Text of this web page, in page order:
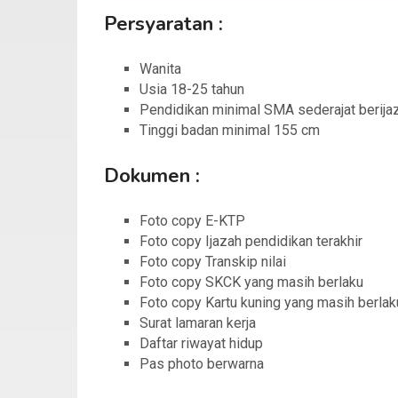
Persyaratan :
Wanita
Usia 18-25 tahun
Pendidikan minimal SMA sederajat
Tinggi badan minimal 155 cm
Dokumen :
Foto copy E-KTP
Foto copy Ijazah pendidikan terakhir
Foto copy Transkip nilai
Foto copy SKCK yang masih berlaku
Foto copy Kartu kuning yang masih
Surat lamaran kerja
Daftar riwayat hidup
Pas photo berwarna